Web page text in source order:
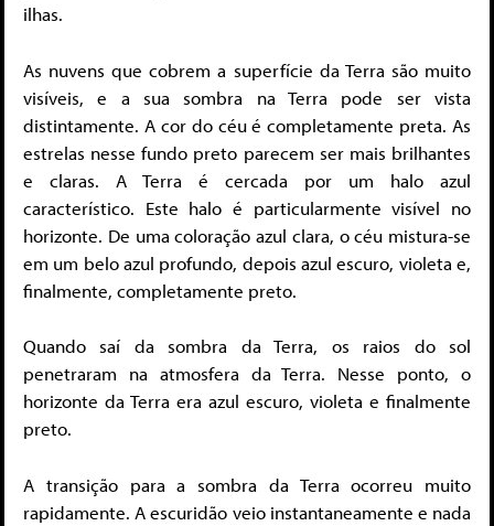
ilhas.
As nuvens que cobrem a superfície da Terra são muito
visíveis, e a sua sombra na Terra pode ser vista
distintamente. A cor do céu é completamente preta. As
estrelas nesse fundo preto parecem ser mais brilhantes
e claras. A Terra é cercada por um halo azul
característico. Este halo é particularmente visível no
horizonte. De uma coloração azul clara, o céu mistura-se
em um belo azul profundo, depois azul escuro, violeta e,
finalmente, completamente preto.
Quando saí da sombra da Terra, os raios do sol
penetraram na atmosfera da Terra. Nesse ponto, o
horizonte da Terra era azul escuro, violeta e finalmente
preto.
A transição para a sombra da Terra ocorreu muito
rapidamente. A escuridão veio instantaneamente e nada